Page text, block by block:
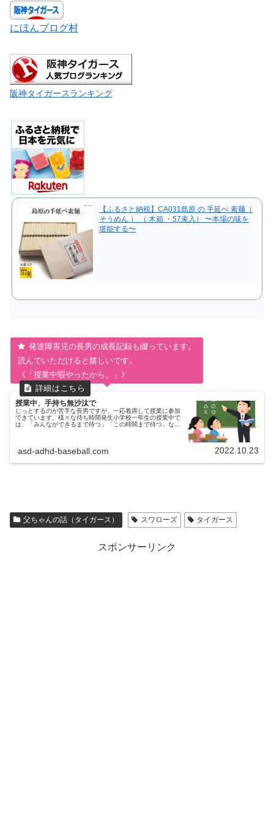
にほんブログ村
阪神タイガースランキング
【ふるさと納税】CA031島原 の 手延べ 素麺（
そうめん ） （ 木箱 ・57束入） 〜本場の味を
堪能する〜
発達障害児の長男の成長記録も綴っています。
読んでいただけると嬉しいです。
《「授業中暇やったから。」》
授業中、手持ち無沙汰で
じっとするのが苦手な長男ですが、一応着席して授業に参加
できています。様々な待ち時間発生小学校一年生の授業中で
は、「みんなができるまで待つ」「この時間まで待つ」など
asd-adhd-baseball.com 2022.10.23
父ちゃんの話（タイガース） スワローズ タイガース
スポンサーリンク